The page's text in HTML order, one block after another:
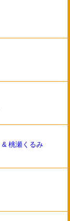
桃瀬くるみ